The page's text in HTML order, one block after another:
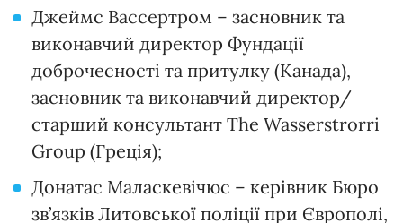
Джеймс Вассертром – засновник та
виконавчий директор Фундації
доброчесності та притулку (Канада),
засновник та виконавчий директор/
старший консультант The Wasserstrorri
Group (Греція);
Донатас Маласкевічюс – керівник Бюро
зв’язків Литовської поліції при Європолі,